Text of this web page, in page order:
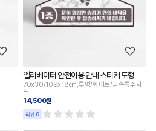
엘리베이터 안전이용 안내 스티커 도형
70x30/109x18cm,투명/화이트/금속특수시
트
14,500원
리뷰 0